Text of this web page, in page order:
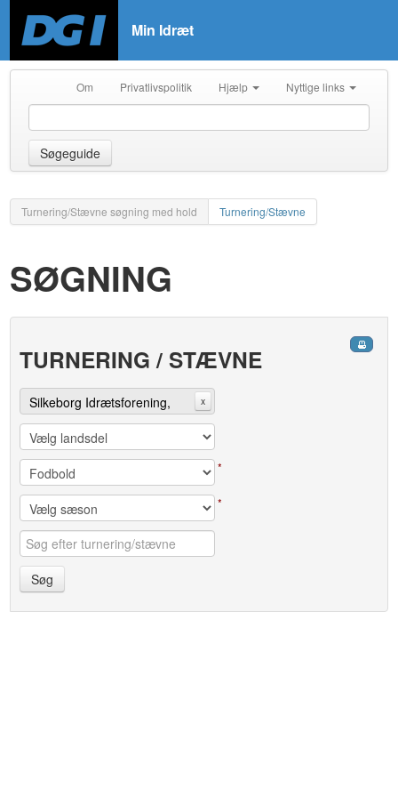
Min Idræt
Om Privatlivspolitik Hjælp Nyttige links
Søgeguide
Turnering/Stævne søgning med hold Turnering/Stævne
SØGNING
TURNERING / STÆVNE
Silkeborg Idrætsforening,
Fodbold
x
*
*